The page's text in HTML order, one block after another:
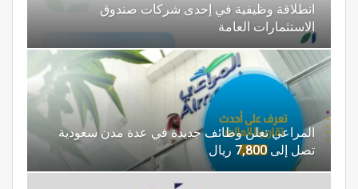
انطلاقة وظيفية في إحدى شركات صندوق
الاستثمارات العامة
المراعي تعلن وظائف جديدة في عدة مدن سعودية
تصل إلى 7,800 ريال